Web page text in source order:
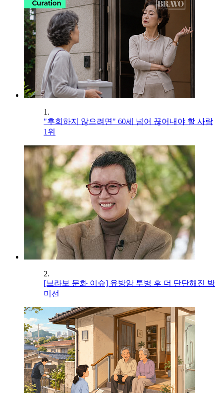
1.
"후회하지 않으려면" 60세 넘어 끊어내야 할 사람
1위
2.
[브라보 문화 이슈] 유방암 투병 후 더 단단해진 박
미선